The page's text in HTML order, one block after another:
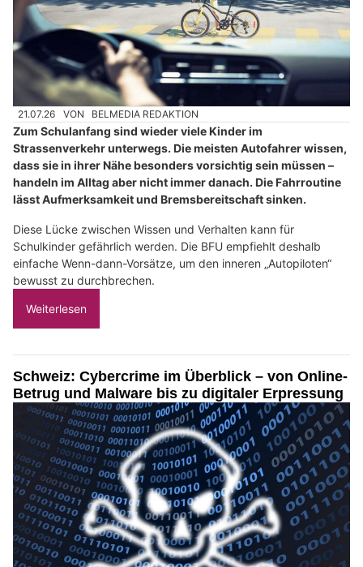
21.07.26 VON BELMEDIA REDAKTION
Zum Schulanfang sind wieder viele Kinder im
Strassenverkehr unterwegs. Die meisten Autofahrer wissen,
dass sie in ihrer Nähe besonders vorsichtig sein müssen –
handeln im Alltag aber nicht immer danach. Die Fahrroutine
lässt Aufmerksamkeit und Bremsbereitschaft sinken.
Diese Lücke zwischen Wissen und Verhalten kann für
Schulkinder gefährlich werden. Die BFU empfiehlt deshalb
einfache Wenn-dann-Vorsätze, um den inneren „Autopiloten“
bewusst zu durchbrechen.
Weiterlesen
Schweiz: Cybercrime im Überblick – von Online-
Betrug und Malware bis zu digitaler Erpressung